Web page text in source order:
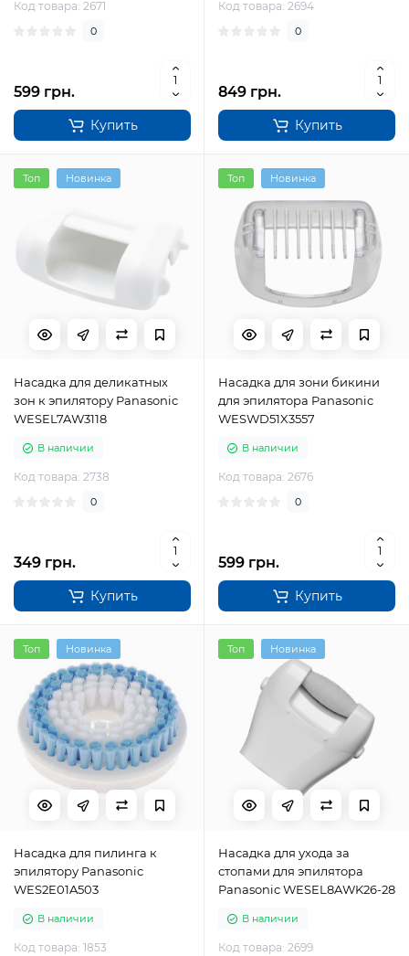
Код товара: 2671
0
599 грн.
Купить
Код товара: 2694
0
849 грн.
Купить
Топ Новинка
Насадка для деликатных
зон к эпилятору Panasonic
WESEL7AW3118
В наличии
Код товара: 2738
0
349 грн.
Купить
Топ Новинка
Насадка для зони бикини
для эпилятора Panasonic
WESWD51X3557
В наличии
Код товара: 2676
0
599 грн.
Купить
Топ Новинка
Насадка для пилинга к
эпилятору Panasonic
WES2E01A503
В наличии
Код товара: 1853
Топ Новинка
Насадка для ухода за
стопами для эпилятора
Panasonic WESEL8AWK26-28
В наличии
Код товара: 2699